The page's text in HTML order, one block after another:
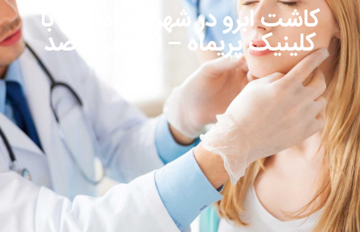
کاشت ابرو در شهرک راه‌آهن با
کلینیک پریماه – از صفر تا صد